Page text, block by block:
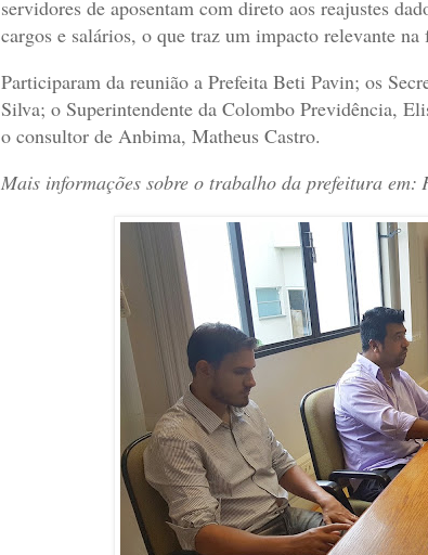
servidores de aposentam com direto aos reajustes
cargos e salários, o que traz um impacto relevante
Participaram da reunião a Prefeita Beti Pavin; os
Silva; o Superintendente da Colombo Previdência,
o consultor de Anbima, Matheus Castro.
Mais informações sobre o trabalho da prefeitura em: